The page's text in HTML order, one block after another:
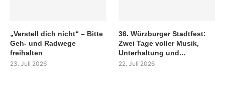
„Verstell dich nicht“ – Bitte
Geh- und Radwege
freihalten
23. Juli 2026
36. Würzburger Stadtfest:
Zwei Tage voller Musik,
Unterhaltung und...
22. Juli 2026